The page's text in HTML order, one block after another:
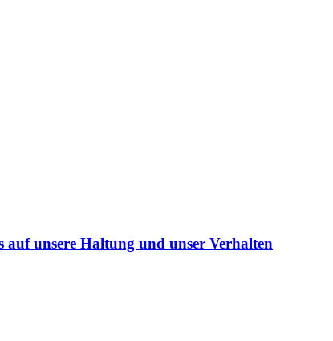
auf unsere Haltung und unser Verhalten